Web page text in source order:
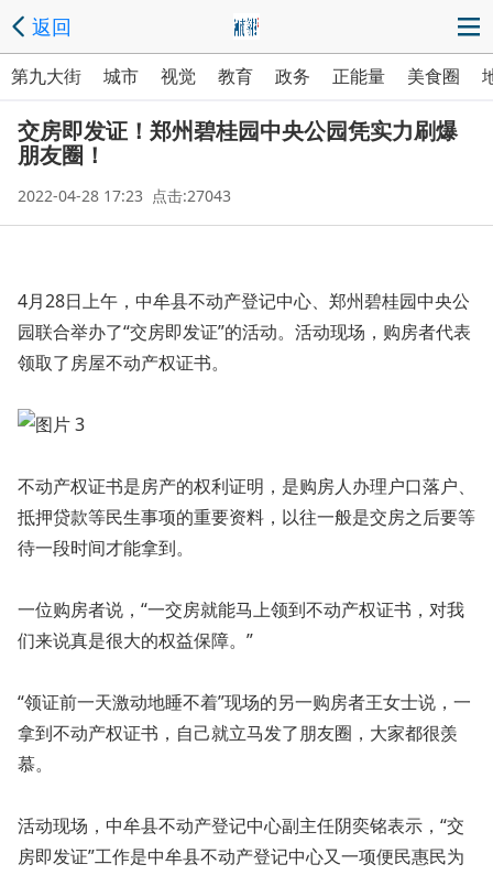
返回
第九大街 城市 视觉 教育 政务 正能量 美食圈
交房即发证！郑州碧桂园中央公园凭实力刷爆
朋友圈！
2022-04-28 17:23 点击:27043
4月28日上午，中牟县不动产登记中心、郑州碧桂园中央公
园联合举办了“交房即发证”的活动。活动现场，购房者代表
领取了房屋不动产权证书。
不动产权证书是房产的权利证明，是购房人办理户口落户、
抵押贷款等民生事项的重要资料，以往一般是交房之后要等
待一段时间才能拿到。
一位购房者说，“一交房就能马上领到不动产权证书，对我
们来说真是很大的权益保障。”
“领证前一天激动地睡不着”现场的另一购房者王女士说，一
拿到不动产权证书，自己就立马发了朋友圈，大家都很羡
慕。
活动现场，中牟县不动产登记中心副主任阴奕铭表示，“交
房即发证”工作是中牟县不动产登记中心又一项便民惠民为